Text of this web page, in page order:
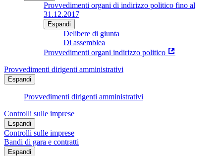
Provvedimenti organi di indirizzo politico fino al
31.12.2017
Espandi
Delibere di giunta
Di assemblea
Provvedimenti organi indirizzo politico
Provvedimenti dirigenti amministrativi
Espandi
Provvedimenti dirigenti amministrativi
Controlli sulle imprese
Espandi
Controlli sulle imprese
Bandi di gara e contratti
Espandi